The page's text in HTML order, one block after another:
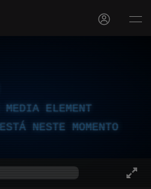
MEDIA ELEMENT
NESTE MOMENTO